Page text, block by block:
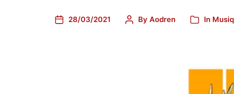
28/03/2021 By Aodren In